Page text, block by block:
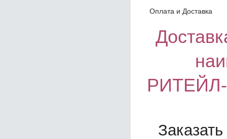
Оплата и Доставка